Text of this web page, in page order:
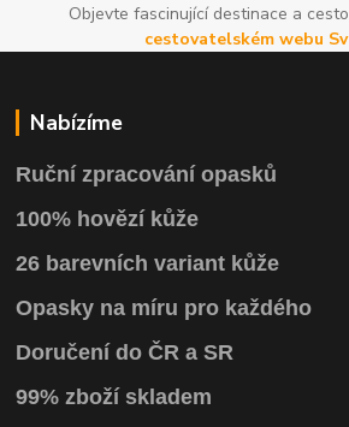
Objevte fascinující destinace a
cestovatelském webu
Nabízíme
Ruční zpracování opasků
100% hovězí kůže
26 barevních variant kůže
Opasky na míru pro každého
Doručení do ČR a SR
99% zboží skladem